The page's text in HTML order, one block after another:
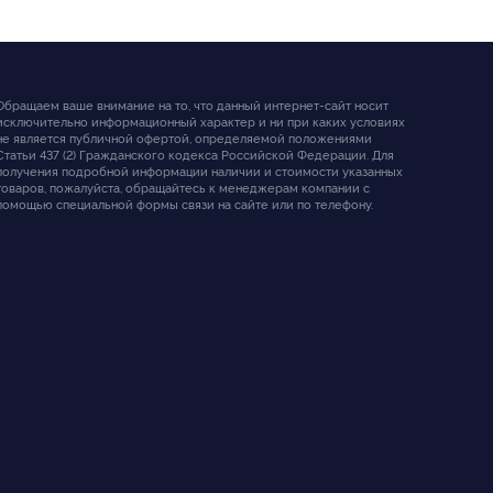
ваше внимание на то, что данный интернет-сайт носит
информационный характер и ни при каких условиях
является публичной офертой, определяемой положениями
437 (2) Гражданского кодекса Российской Федерации. Для
подробной информации наличии и стоимости указанных
пожалуйста, обращайтесь к менеджерам компании с
специальной формы связи на сайте или по телефону.